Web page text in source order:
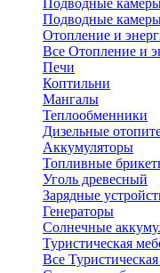
Подводные
Подводные
Отопление и
Все Отопление и
Печи
Коптильни
Мангалы
Теплообменники
Дизельные
Аккумуляторы
Топливные
Уголь древесный
Зарядные
Генераторы
Солнечные
Туристическая
Все